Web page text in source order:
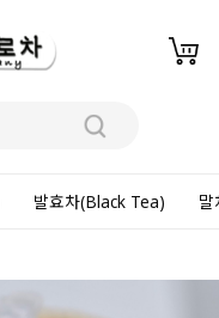
발효차(Black Tea)